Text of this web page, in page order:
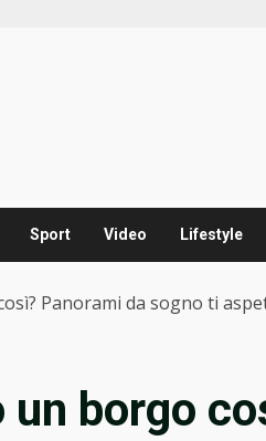
Sport Video Lifestyle
Panorami da sogno ti
borgo